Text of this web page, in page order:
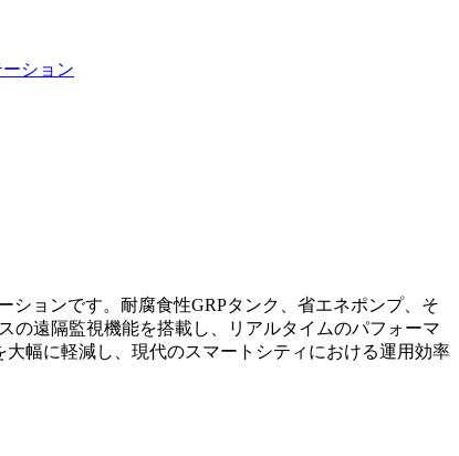
ョンです。耐腐食性GRPタンク、省エネポンプ、そ
の遠隔監視機能を搭載し、リアルタイムのパフォーマ
幅に軽減し、現代のスマートシティにおける運用効率